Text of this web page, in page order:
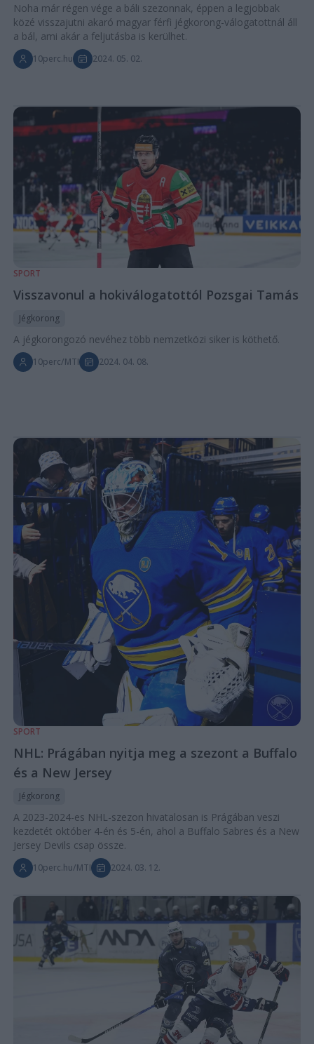
Noha már régen vége a báli szezonnak, éppen a legjobbak
közé visszajutni akaró magyar férfi jégkorong-válogatottnál áll
a bál, ami akár a feljutásba is kerülhet.
10perc.hu 2024. 05. 02.
SPORT
Visszavonul a hokiválogatottól Pozsgai Tamás
Jégkorong
A jégkorongozó nevéhez több nemzetközi siker is köthető.
10perc/MTI 2024. 04. 08.
SPORT
NHL: Prágában nyitja meg a szezont a Buffalo
és a New Jersey
Jégkorong
A 2023-2024-es NHL-szezon hivatalosan is Prágában veszi
kezdetét október 4-én és 5-én, ahol a Buffalo Sabres és a New
Jersey Devils csap össze.
10perc.hu/MTI 2024. 03. 12.